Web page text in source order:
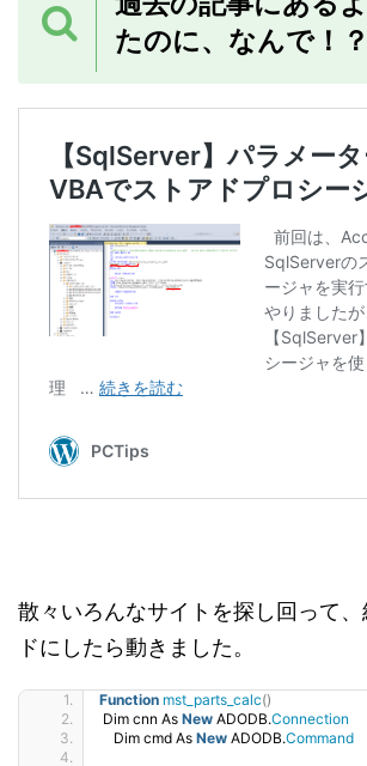
たのに、なんで！？
散々いろんなサイトを探し回って
ドにしたら動きました。
Function mst_parts_calc()
Dim cnn As New ADODB.Connection
    Dim cmd As
New ADODB.Command